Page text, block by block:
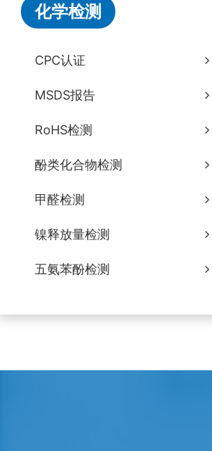
化学检测
CPC认证
MSDS报告
RoHS检测
酚类化合物检测
甲醛检测
镍释放量检测
五氨苯酚检测